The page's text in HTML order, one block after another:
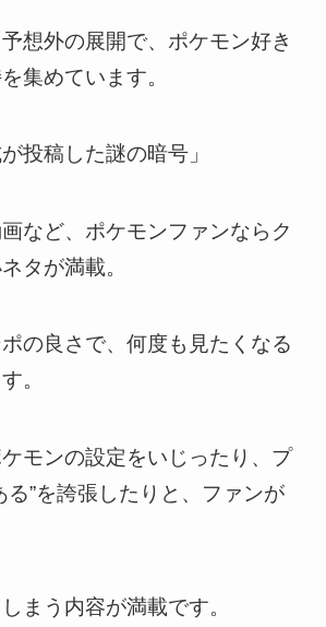
想外の展開で、ポケモン好き
集めています。
投稿した謎の暗号」
など、ポケモンファンならク
タが満載。
の良さで、何度も見たくなる
。
モンの設定をいじったり、プ
る”を誇張したりと、ファンが
まう内容が満載です。